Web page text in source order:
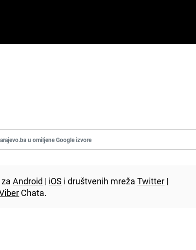
u omiljene Google izvore
zaAndroid | iOS i društvenih mrežaTwitter |
Chata.